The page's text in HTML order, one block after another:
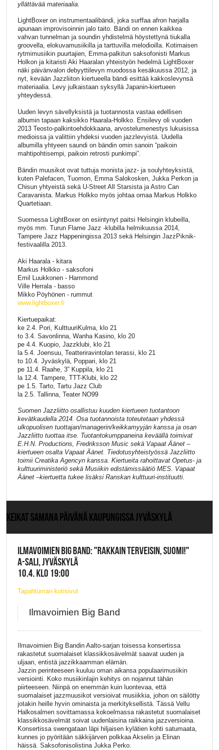
yllättävää materiaalia.
LightBoxer on instrumentaalibändi, joka surffaa afron harjalla
apunaan improvisoinnin jalo taito. Bändi on ennen kaikkea
vahvan tunnelman ja soundin yhdistelmä höystettynä tiukalla
groovella, elokuvamusiikilla ja tarttuvilla melodioilla. Kotimaisen
rytmimusiikin puurtajien, Emma-palkitun saksofonisti Markus
Holkon ja kitaristi Aki Haaralan yhteistyön hedelmä LightBoxer
näki päivänvalon debyyttilevyn muodossa kesäkuussa 2012, ja
nyt, kevään Jazzliiton kiertueella bändi esittää kakkoslevynsä
materiaalia. Levy julkaistaan syksyllä Japanin-kiertueen
yhteydessä.
Uuden levyn sävellyksistä ja tuotannosta vastaa edellisen
albumin tapaan kaksikko Haarala-Holkko. Ensilevy oli vuoden
2013 Teosto-palkintoehdokkaana, arvostelumenestys lukuisissa
medioissa ja valittiin yhdeksi vuoden jazzlevyistä. Uudella
albumilla yhtyeen saundi on bändin omin sanoin “paikoin
mahtipohtisempi, paikoin retrosti punkimpi”.
Bändin muusikot ovat tuttuja monista jazz- ja soulyhteyksistä,
kuten Palefacen, Tuomon, Emma Salokosken, Jukka Perkon ja
Chisun yhtyeistä sekä U-Street All Starsista ja Astro Can
Caravanista. Markus Holkko myös johtaa omaa Markus Holkko
Quartetiaan.
Suomessa LightBoxer on esiintynyt paitsi Helsingin klubeilla,
myös mm. Turun Flame Jazz -klubilla helmikuussa 2014,
Tampere Jazz Happeningissa 2013 sekä Helsingin JazzPiknik-
festivaalilla 2013.
Aki Haarala - kitara
Markus Holkko - saksofoni
Emil Luukkonen - Hammond
Ville Herrala - basso
Mikko Pöyhönen - rummut
www.lightboxer.fi
Kiertuepaikat:
ke 2.4. Pori, KulttuuriKulma, klo 21
to 3.4. Savonlinna, Wanha Kasino, klo 20
pe 4.4. Kuopio, Jazzklubi, klo 21
la 5.4. Joensuu, Teatteriravintolan terassi, klo 21
to 10.4. Jyväskylä, Poppari, klo 21
pe 11.4. Raahe, 3” Kuppila, klo 21
la 12.4. Tampere, TTT-Klubi, klo 22
pe 1.5. Tarto, Tartu Jazz Club
la 2.5. Tallinna, Teater NO99
Suomen Jazzliitto osallistuu kuuden kiertueen tuotantoon
kevätkaudella 2014. Osa tuotannoista toteutetaan yhdessä
ulkopuolisen tuottajan/managerin/keikkamyyjän kanssa ja osan
Jazzliitto tuottaa itse. Tuotantokumppaneina keväällä toimivat
E.H.N. Productions, Fredriksson Music sekä Vapaat Äänet –
kiertueen osalta Vapaat Äänet. Tiedotusyhteistyössä Jazzliitto
toimii Creatika Agencyn kanssa. Kiertueita rahoittavat Opetus- ja
kulttuuriministeriö sekä Musiikin edistämissäätiö MES. Vapaat
Äänet –kiertuetta tukee lisäksi Ranskan kulttuuri-instituutti.
KEIKAT SAMANA PÄIVÄNÄ KAUPUNGISSA JYVÄSKYLÄ
ILMAVOIMIEN BIG BAND: "RAKKAIN TERVEISIN, SUOMI!"
A-SALI, JYVÄSKYLÄ
10.4. KLO 19:00
Tapahtuman kotisivut
Ilmavoimien Big Band
Ilmavoimien Big Bandin Aalto-sarjan toisessa konsertissa
rakastetut suomalaiset klassikkosävelmät saavat uuden ja
uljaan, entistä jazzikkaamman elämän.
Jazzin perinteeseen kuuluu oman aikansa populaarimusiikin
versiointi. Koko musiikinlajin kehitys on nojannut tähän
piirteeseen. Niinpä on enemmän kuin luontevaa, että
suomalaiset jazzmuusikot versioivat musiikkia, johon on säilötty
jotakin heille hyvin ominaista ja merkityksellistä. Tässä Vellu
Halkosalmen sovittamassa kokoelmassa rakastetut suomalaiset
klassikkosävelmät soivat uudenlaisina raikkaina jazzversioina.
Konsertissa swengataan läpi hiljaisen kylätien kohti satumaata,
kunnes jo pyöritään säkkijärven polkkaa Akselin ja Elinan
häissä. Saksofonisolistina Jukka Perko.